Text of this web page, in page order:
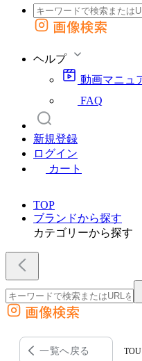
外部サイトの商品をカートに
画像検索
ヘルプ
動画マニュ
FAQ
新規登録
ログイン
カート
TOP
ブランドから探す
カテゴリーから探す
外部サイトの商品をカートに追加
他のサイトで見つけた商品ページのURLを
画像検索
一覧へ戻る